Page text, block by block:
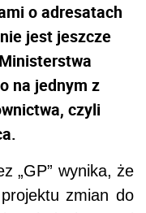
o adresatach
jest jeszcze
na jednym z
czyli
„GP” wynika, że
zmian do